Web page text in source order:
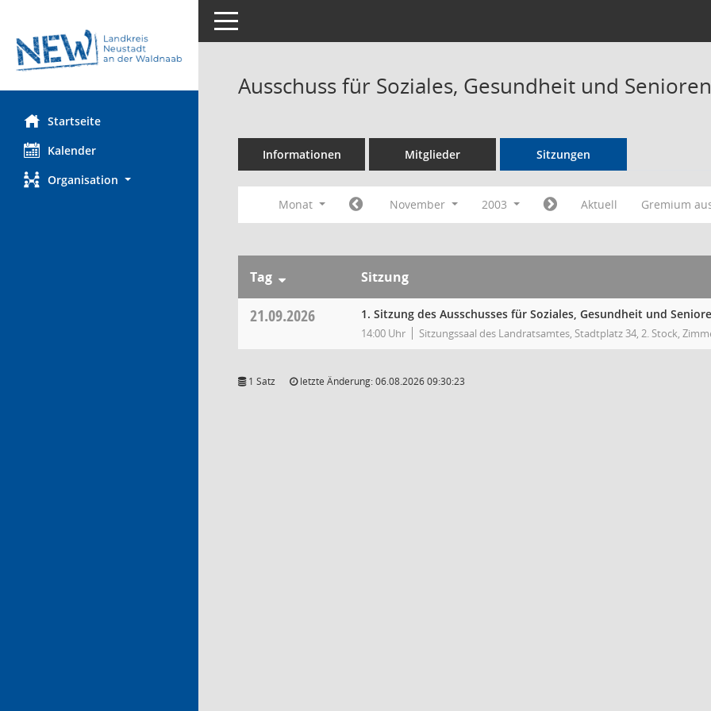
Startseite
Kalender
Organisation
Toggle navigation
Ausschuss für Soziales, Gesundheit und
Informationen Mitglieder Sitzungen
Monat November 2003 Aktuell Gremium
Tag Sitzung
21.09.2026 1. Sitzung des Ausschusses für Soziales, Gesundheit und
14:00 Uhr Sitzungssaal des Landratsamtes, Stadtplatz 34, 2. Stock,
1 Satz letzte Änderung: 06.08.2026 09:30:23